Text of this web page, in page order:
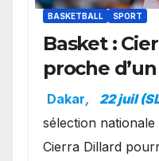
BASKETBALL SPORT
Basket :
proche
avec les
Dakar, 22 juil
sélection
Cierra Dillard